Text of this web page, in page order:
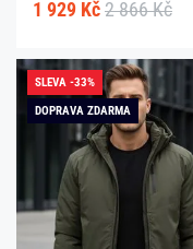
1 929 Kč 2 866 Kč
SLEVA -33%
DOPRAVA ZDARMA